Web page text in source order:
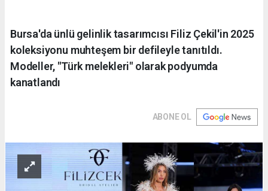
Bursa'da ünlü gelinlik tasarımcısı Filiz Çekil'in 2025
koleksiyonu muhteşem bir defileyle tanıtıldı.
Modeller, "Türk melekleri" olarak podyumda
kanatlandı
ABONE OL